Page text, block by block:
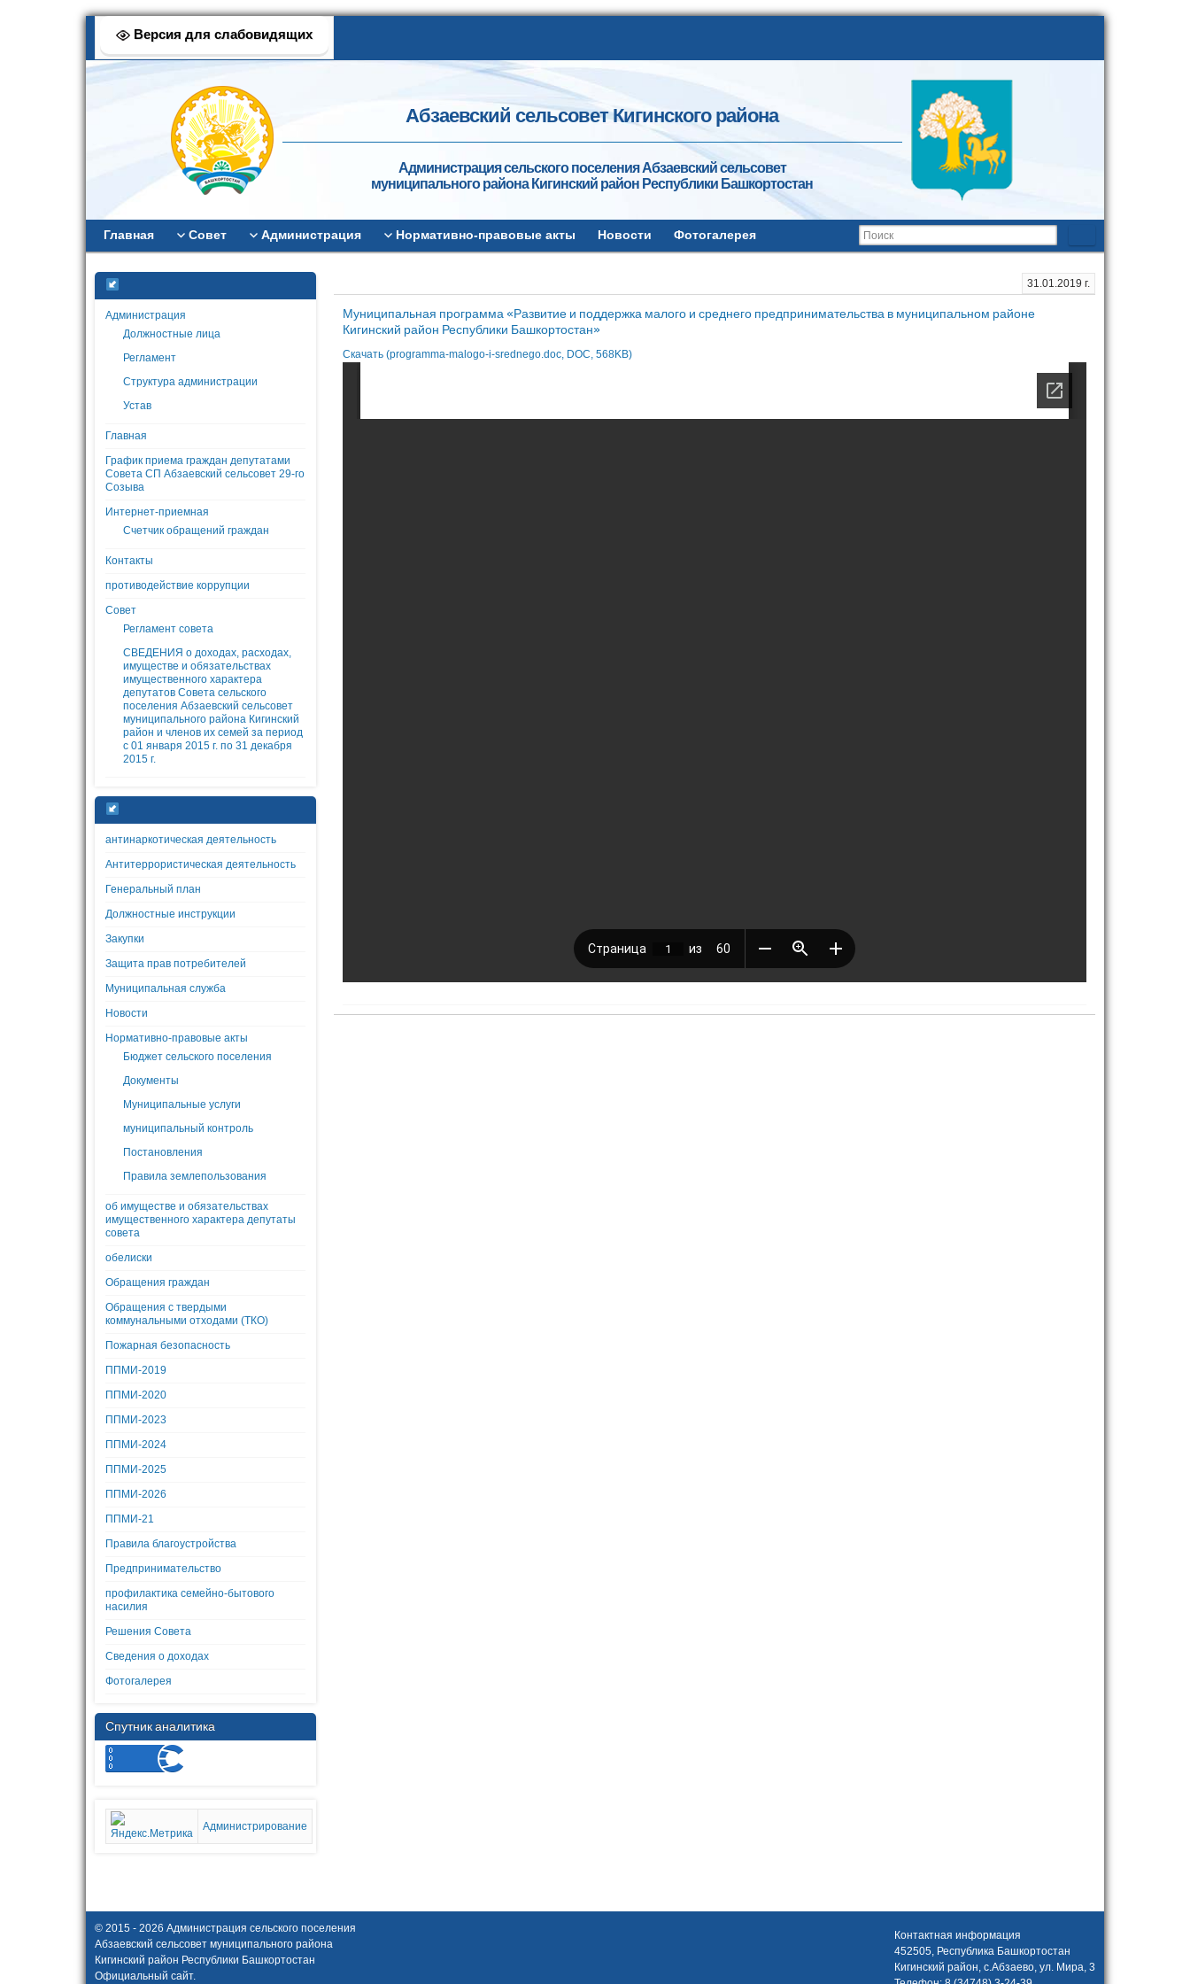
Версия для слабовидящих
Абзаевский сельсовет Кигинского района
Администрация сельского поселения Абзаевский сельсовет
муниципального района Кигинский район Республики Башкортостан
Главная Совет Администрация Нормативно-правовые акты Новости Фотогалерея
Администрация
Должностные лица
Регламент
Структура администрации
Устав
Главная
График приема граждан депутатами
Совета СП Абзаевский сельсовет 29-го
Созыва
Интернет-приемная
Счетчик обращений граждан
Контакты
противодействие коррупции
Совет
Регламент совета
СВЕДЕНИЯ о доходах, расходах,
имуществе и обязательствах
имущественного характера
депутатов Совета сельского
поселения Абзаевский сельсовет
муниципального района Кигинский
район и членов их семей за период
с 01 января 2015 г. по 31 декабря
2015 г.
антинаркотическая деятельность
Антитеррористическая деятельность
Генеральный план
Должностные инструкции
Закупки
Защита прав потребителей
Муниципальная служба
Новости
Нормативно-правовые акты
Бюджет сельского поселения
Документы
Муниципальные услуги
муниципальный контроль
Постановления
Правила землепользования
об имуществе и обязательствах
имущественного характера депутаты
совета
обелиски
Обращения граждан
Обращения с твердыми
коммунальными отходами (ТКО)
Пожарная безопасность
ППМИ-2019
ППМИ-2020
ППМИ-2023
ППМИ-2024
ППМИ-2025
ППМИ-2026
ППМИ-21
Правила благоустройства
Предпринимательство
профилактика семейно-бытового
насилия
Решения Совета
Сведения о доходах
Фотогалерея
Спутник аналитика
Администрирование
31.01.2019 г.
Муниципальная программа «Развитие и поддержка малого и среднего предпринимательства в муниципальном районе
Кигинский район Республики Башкортостан»
Скачать (programma-malogo-i-srednego.doc, DOC, 568KB)
© 2015 - 2026 Администрация сельского поселения
Абзаевский сельсовет муниципального района
Кигинский район Республики Башкортостан
Официальный сайт.
Контактная информация
452505, Республика Башкортостан
Кигинский район, с.Абзаево, ул. Мира, 3